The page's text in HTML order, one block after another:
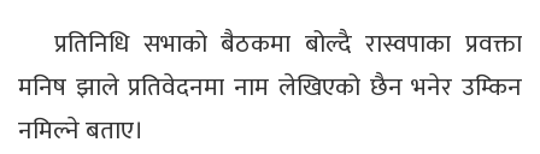
प्रतिनिधि सभाको बैठकमा बोल्दै रास्वपाका प्रवक्ता
मनिष झाले प्रतिवेदनमा नाम लेखिएको छैन भनेर उम्किन
नमिल्ने बताए।